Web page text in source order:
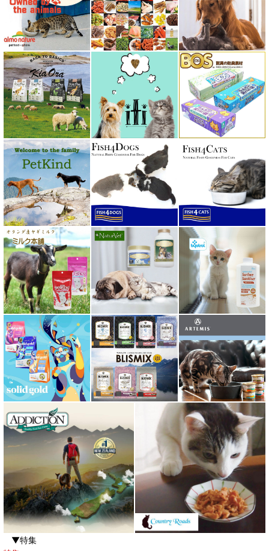
▼特集